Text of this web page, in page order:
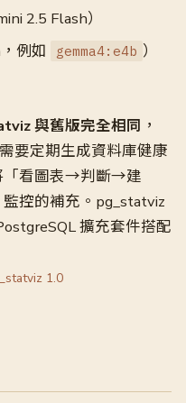
2.5 Flash）
例如 gemma4:e4b ）
與舊版完全相同 ，
要定期生成資料庫健康
「看圖表→判斷→建
控的補充。pg_statviz
擴充套件搭配
1.0